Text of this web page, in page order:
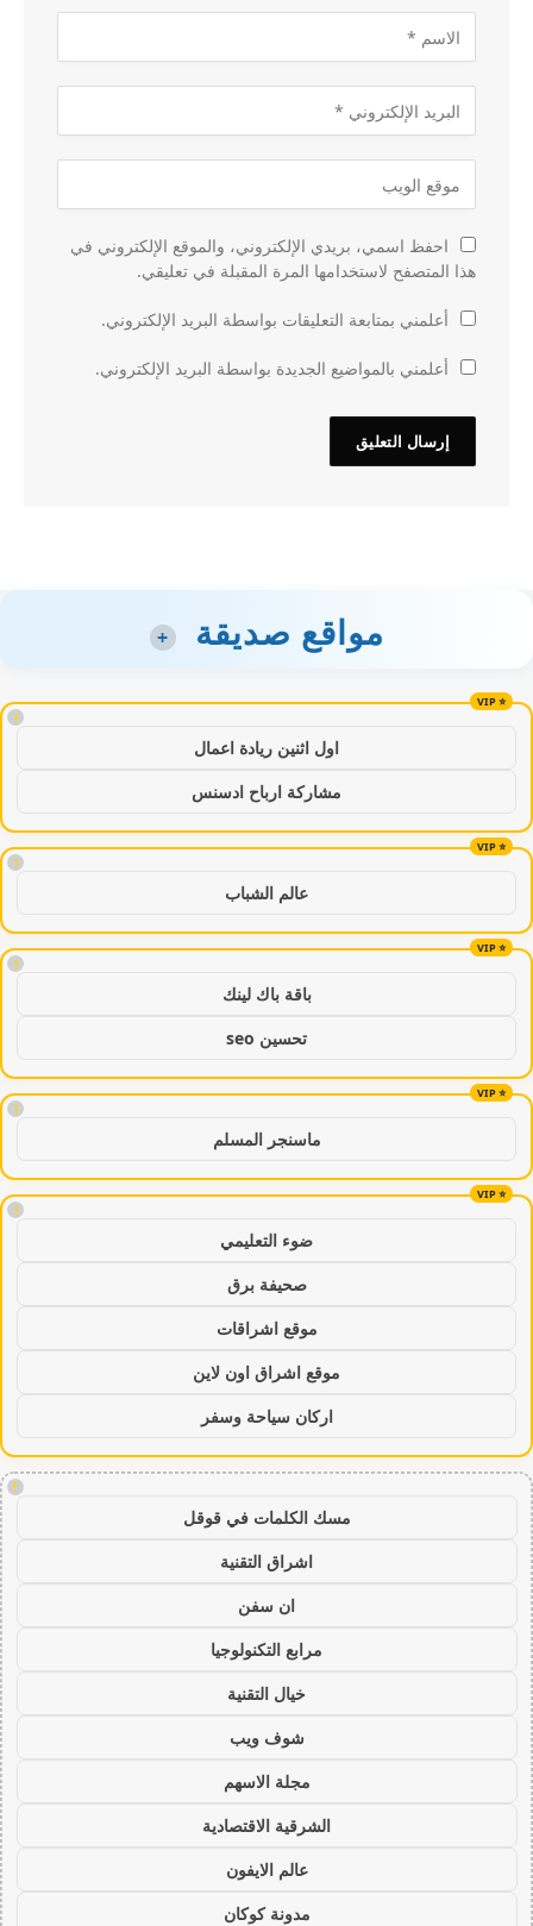
احفظ اسمي، بريدي الإلكتروني، والموقع الإلكتروني في
هذا المتصفح لاستخدامها المرة المقبلة في تعليقي.
أعلمني بمتابعة التعليقات بواسطة البريد الإلكتروني.
أعلمني بالمواضيع الجديدة بواسطة البريد الإلكتروني.
مواقع صديقة +
!
اول اثنين ريادة اعمال
مشاركة ارباح ادسنس
!
عالم الشباب
!
باقة باك لينك
تحسين seo
!
ماسنجر المسلم
!
ضوء التعليمي
صحيفة برق
موقع اشراقات
موقع اشراق اون لاين
اركان سياحة وسفر
!
مسك الكلمات في قوقل
اشراق التقنية
ان سفن
مرابع التكنولوجيا
خيال التقنية
شوف ويب
مجلة الاسهم
الشرقية الاقتصادية
عالم الايفون
مدونة كوكان